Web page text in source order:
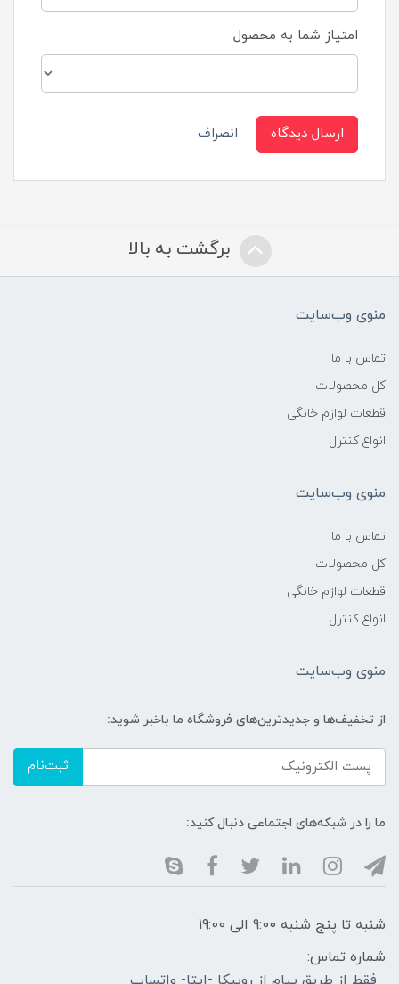
امتیاز شما به محصول
ارسال دیدگاه انصراف
برگشت به بالا
منوی وب‌سایت
تماس با ما
کل محصولات
قطعات لوازم خانگی
انواع کنترل
منوی وب‌سایت
تماس با ما
کل محصولات
قطعات لوازم خانگی
انواع کنترل
منوی وب‌سایت
از تخفیف‌ها و جدیدترین‌های فروشگاه ما باخبر شوید:
ثبت‌نام
ما را در شبکه‌های اجتماعی دنبال کنید:
شنبه تا پنج شنبه 9:00 الی 19:00
شماره تماس: